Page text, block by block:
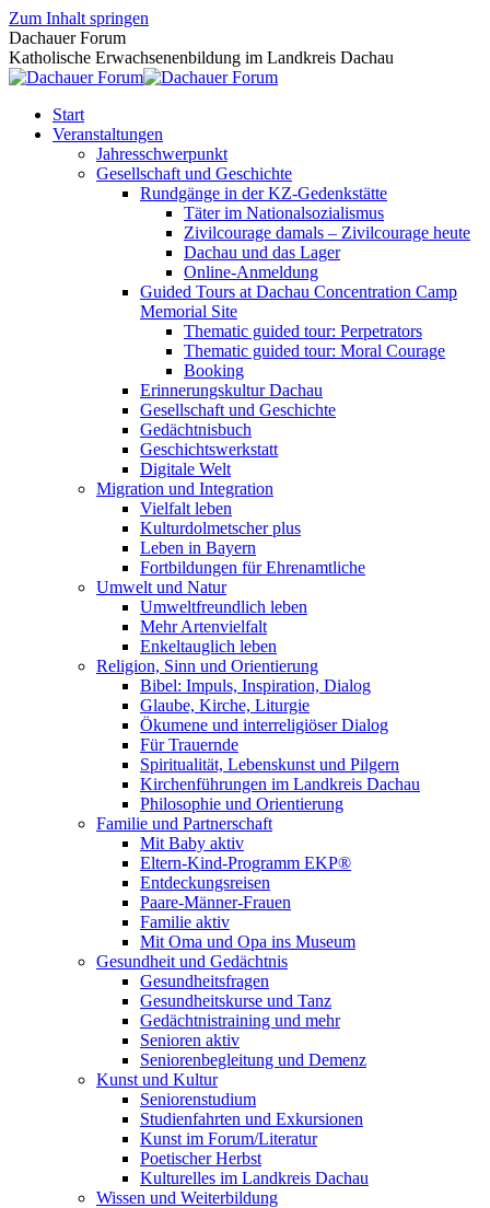
Zum Inhalt springen
Dachauer Forum
Katholische Erwachsenenbildung im Landkreis Dachau
Start
Veranstaltungen
Jahresschwerpunkt
Gesellschaft und Geschichte
Rundgänge in der KZ-Gedenkstätte
Täter im Nationalsozialismus
Zivilcourage damals – Zivilcourage heute
Dachau und das Lager
Online-Anmeldung
Guided Tours at Dachau Concentration Camp
Memorial Site
Thematic guided tour: Perpetrators
Thematic guided tour: Moral Courage
Booking
Erinnerungskultur Dachau
Gesellschaft und Geschichte
Gedächtnisbuch
Geschichtswerkstatt
Digitale Welt
Migration und Integration
Vielfalt leben
Kulturdolmetscher plus
Leben in Bayern
Fortbildungen für Ehrenamtliche
Umwelt und Natur
Umweltfreundlich leben
Mehr Artenvielfalt
Enkeltauglich leben
Religion, Sinn und Orientierung
Bibel: Impuls, Inspiration, Dialog
Glaube, Kirche, Liturgie
Ökumene und interreligiöser Dialog
Für Trauernde
Spiritualität, Lebenskunst und Pilgern
Kirchenführungen im Landkreis Dachau
Philosophie und Orientierung
Familie und Partnerschaft
Mit Baby aktiv
Eltern-Kind-Programm EKP®
Entdeckungsreisen
Paare-Männer-Frauen
Familie aktiv
Mit Oma und Opa ins Museum
Gesundheit und Gedächtnis
Gesundheitsfragen
Gesundheitskurse und Tanz
Gedächtnistraining und mehr
Senioren aktiv
Seniorenbegleitung und Demenz
Kunst und Kultur
Seniorenstudium
Studienfahrten und Exkursionen
Kunst im Forum/Literatur
Poetischer Herbst
Kulturelles im Landkreis Dachau
Wissen und Weiterbildung